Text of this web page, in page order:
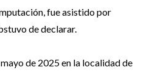
fue asistido por
de declarar.
de 2025 en la localidad de